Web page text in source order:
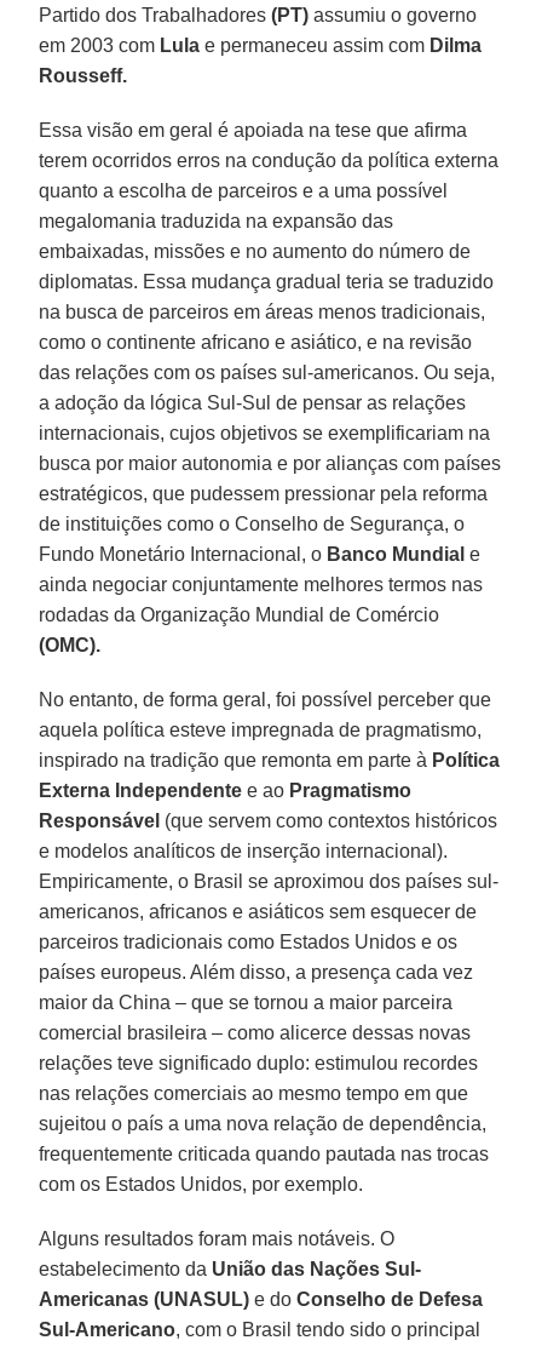
Partido dos Trabalhadores(PT) assumiu o governo
em 2003 com Lula e permaneceu assim com Dilma
Rousseff.
Essa visão em geral é apoiada na tese que afirma
terem ocorridos erros na condução da política externa
quanto a escolha de parceiros e a uma possível
megalomania traduzida na expansão das
embaixadas, missões e no aumento do número de
diplomatas. Essa mudança gradual teria se traduzido
na busca de parceiros em áreas menos tradicionais,
como o continente africano e asiático, e na revisão
das relações com os países sul-americanos. Ou seja,
a adoção da lógica Sul-Sul de pensar as relações
internacionais, cujos objetivos se exemplificariam na
busca por maior autonomia e por alianças com países
estratégicos, que pudessem pressionar pela reforma
de instituições como o Conselho de Segurança, o
Fundo Monetário Internacional, o Banco Mundial e
ainda negociar conjuntamente melhores termos nas
rodadas da Organização Mundial de Comércio
(OMC).
No entanto, de forma geral, foi possível perceber que
aquela política esteve impregnada de pragmatismo,
inspirado na tradição que remonta em parte à Política
Externa Independente e ao Pragmatismo
Responsável (que servem como contextos históricos
e modelos analíticos de inserção internacional).
Empiricamente, o Brasil se aproximou dos países sul-
americanos, africanos e asiáticos sem esquecer de
parceiros tradicionais como Estados Unidos e os
países europeus. Além disso, a presença cada vez
maior da China – que se tornou a maior parceira
comercial brasileira – como alicerce dessas novas
relações teve significado duplo: estimulou recordes
nas relações comerciais ao mesmo tempo em que
sujeitou o país a uma nova relação de dependência,
frequentemente criticada quando pautada nas trocas
com os Estados Unidos, por exemplo.
Alguns resultados foram mais notáveis. O
estabelecimento da União das Nações Sul-
Americanas (UNASUL) e doConselho de Defesa
Sul-Americano, com o Brasil tendo sido o principal